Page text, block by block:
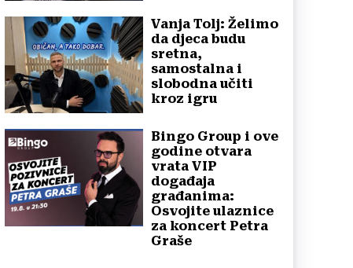
Vanja Tolj: Želimo
da djeca budu
sretna,
samostalna i
slobodna učiti
kroz igru
Bingo Group i ove
godine otvara
vrata VIP
događaja
građanima:
Osvojite ulaznice
za koncert Petra
Graše